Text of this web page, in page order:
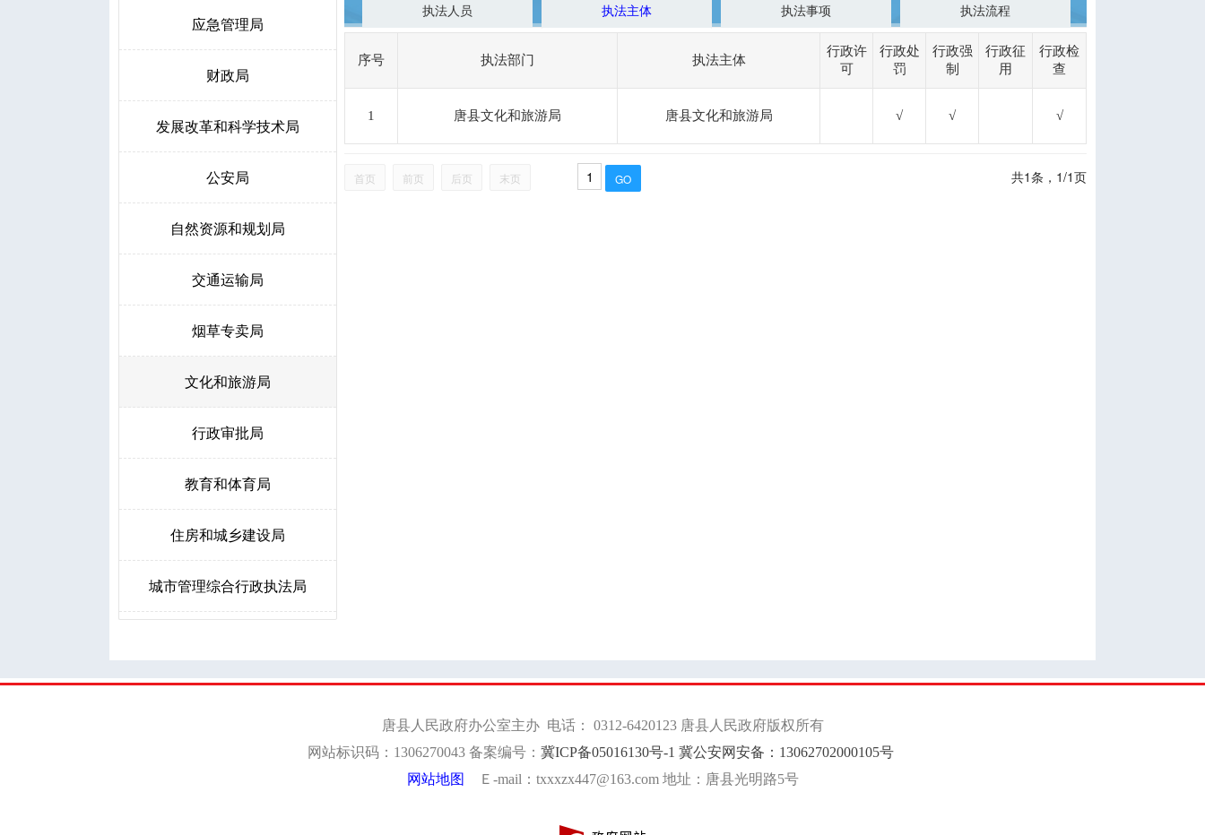
应急管理局
财政局
发展改革和科学技术局
公安局
自然资源和规划局
交通运输局
烟草专卖局
文化和旅游局
行政审批局
教育和体育局
住房和城乡建设局
城市管理综合行政执法局
生态环境局唐县分局
执法人员 执法主体 执法事项 执法流程
序号 执法部门 执法主体
行政许
可
行政处
罚
行政强
制
行政征
用
行政检
查
1 唐县文化和旅游局 唐县文化和旅游局 √ √ √
首页 前页 后页 末页 共1条，1/1页